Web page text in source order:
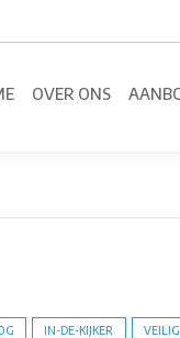
OVER ONS
IN-DE-KIJKER